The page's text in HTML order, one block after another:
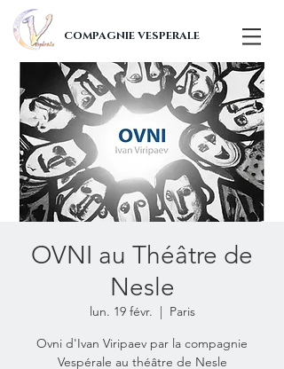
COMPAGNIE VESPERALE
OVNI au Théâtre de
Nesle
lun. 19 févr.
  |
Paris
Ovni d'Ivan Viripaev par la compagnie
Vespérale au théâtre de Nesle